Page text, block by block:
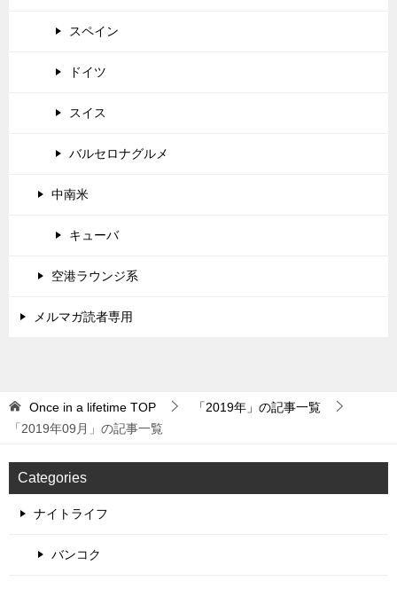
スペイン
ドイツ
スイス
バルセロナグルメ
中南米
キューバ
空港ラウンジ系
メルマガ読者専用
Once in a lifetime TOP
「2019年」の記事一覧
「2019年09月」の記事一覧
Categories
ナイトライフ
バンコク